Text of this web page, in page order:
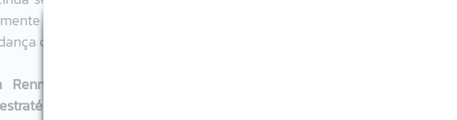
e identificar oportunidades de gerar conexões, levando sempre
de hábitos e a
Renner é resultado do investimento feito nos últimos anos
omnicanal eficiente.